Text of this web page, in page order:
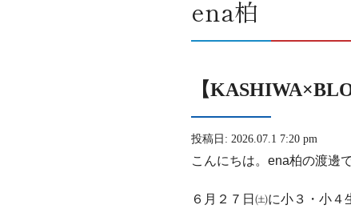
ena柏
【
投稿日: 2026.07.1 7:20 pm
こんにちは。ena柏の渡邊で
６月２７日㈯に小３・小４